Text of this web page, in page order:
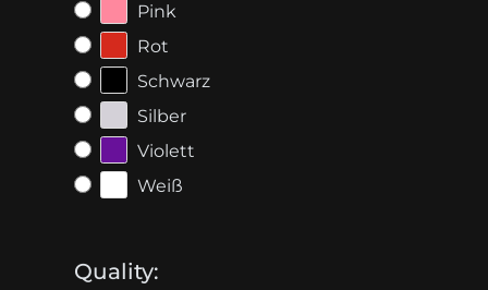
Pink
Rot
Schwarz
Silber
Violett
Weiß
Quality: